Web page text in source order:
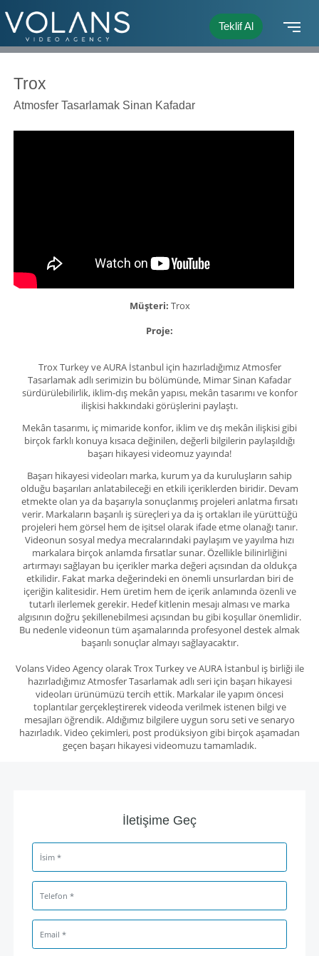
Teklif Al
Trox
Atmosfer Tasarlamak Sinan Kafadar
Müşteri: Trox
Proje:
Trox Turkey ve AURA İstanbul için hazırladığımız Atmosfer
Tasarlamak adlı serimizin bu bölümünde, Mimar Sinan Kafadar
sürdürülebilirlik, iklim-dış mekân yapısı, mekân tasarımı ve konfor
ilişkisi hakkındaki görüşlerini paylaştı.
Mekân tasarımı, iç mimaride konfor, iklim ve dış mekân ilişkisi gibi
birçok farklı konuya kısaca değinilen, değerli bilgilerin paylaşıldığı
başarı hikayesi videomuz yayında!
Başarı hikayesi videoları marka, kurum ya da kuruluşların sahip
olduğu başarıları anlatabileceği en etkili içeriklerden biridir. Devam
etmekte olan ya da başarıyla sonuçlanmış projeleri anlatma fırsatı
verir. Markaların başarılı iş süreçleri ya da iş ortakları ile yürüttüğü
projeleri hem görsel hem de işitsel olarak ifade etme olanağı tanır.
Videonun sosyal medya mecralarındaki paylaşım ve yayılma hızı
markalara birçok anlamda fırsatlar sunar. Özellikle bilinirliğini
artırmayı sağlayan bu içerikler marka değeri açısından da oldukça
etkilidir. Fakat marka değerindeki en önemli unsurlardan biri de
içeriğin kalitesidir. Hem üretim hem de içerik anlamında özenli ve
tutarlı ilerlemek gerekir. Hedef kitlenin mesajı alması ve marka
algısının doğru şekillenebilmesi açısından bu gibi koşullar önemlidir.
Bu nedenle videonun tüm aşamalarında profesyonel destek almak
başarılı sonuçlar almayı sağlayacaktır.
Volans Video AgencyolarakTrox Turkey ve AURA İstanbul iş birliği ile
hazırladığımız Atmosfer Tasarlamak adlı seri için başarı hikayesi
videoları ürünümüzü tercih ettik. Markalar ile yapım öncesi
toplantılar gerçekleştirerek videoda verilmek istenen bilgi ve
mesajları öğrendik. Aldığımız bilgilere uygun soru seti ve senaryo
hazırladık. Video çekimleri, post prodüksiyon gibi birçok aşamadan
geçen başarı hikayesi videomuzu tamamladık.
İletişime Geç